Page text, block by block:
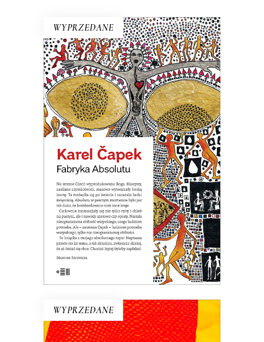
WYPRZEDANE
E-BOOK DO KOSZYKA
FABRYKA ABSOLUTU
Na terenie Czech wyprodukowano
Boga. Nastała na świecie
nieograniczona obfitość wszystkiego.
Ale okazało się, że ludziom potrzeba
wszystkiego, tylko nie nieograniczonej
obfitości.
39.00zł 19.50zł
WYPRZEDANE